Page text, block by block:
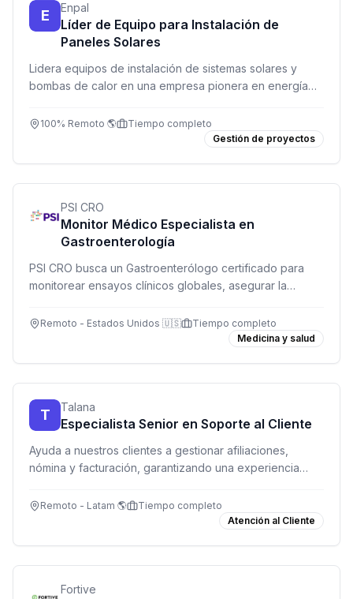
Recibe vacantes en tu email
E Enpal
Líder de Equipo para Instalación de
Paneles Solares
Lidera equipos de instalación de sistemas solares y
bombas de calor en una empresa pionera en energía
100% Remoto 🌎
Tiempo completo
Gestión de proyectos
PSI CRO
Monitor Médico Especialista en
Gastroenterología
PSI CRO busca un Gastroenterólogo certificado para
monitorear ensayos clínicos globales, asegurar la
médico de alto nivel.
Remoto - Estados Unidos 🇺🇸
Tiempo completo
Medicina y salud
T Talana
Especialista Senior en Soporte al Cliente
Ayuda a nuestros clientes a gestionar afiliaciones,
nómina y facturación, garantizando una experiencia
Remoto - Latam 🌎
Tiempo completo
Atención al Cliente
Fortive